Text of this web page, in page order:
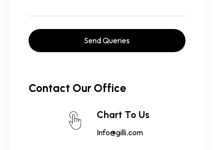
Contact Our Office
Chart To Us
Info@gilli.com